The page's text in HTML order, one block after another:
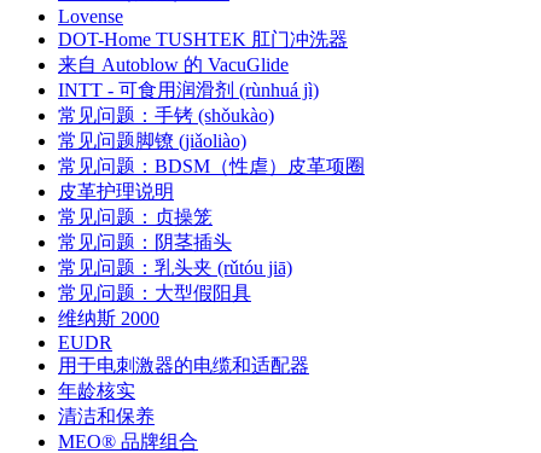
Lovense
DOT-Home TUSHTEK 肛门冲洗器
来自 Autoblow 的 VacuGlide
INTT - 可食用润滑剂 (rùnhuá jì)
常见问题：手铐 (shǒukào)
常见问题脚镣 (jiǎoliào)
常见问题：BDSM（性虐）皮革项圈
皮革护理说明
常见问题：贞操笼
常见问题：阴茎插头
常见问题：乳头夹 (rǔtóu jiā)
常见问题：大型假阳具
维纳斯 2000
EUDR
用于电刺激器的电缆和适配器
年龄核实
清洁和保养
MEO® 品牌组合